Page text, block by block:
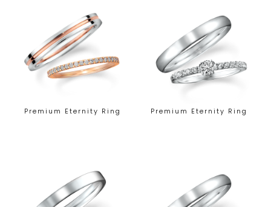
Premium Eternity Ring Premium Eternity Ring